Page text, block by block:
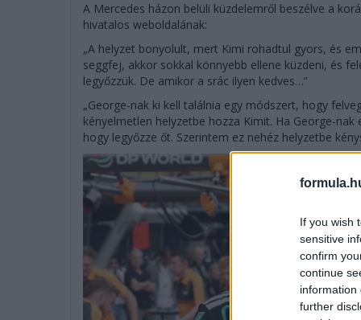
If you wish
sensitive
confirm
continue
information
further
A Mercedes házon belüli küzdelemről beszélve a
hivatalos weboldalának:
„A helyzet bonyolult, mert Kimi rohadtul gyors, és
seggfej, akkor sokkal könnyebb ellene küzdeni, és
legyőzzük. De amikor a srác ilyen kedves…”
„George-nak ki kell találnia egy módszert, hogy
kényelmetlen helyzetbe hozza Kimit. Ha George-
hogy legyőzze őt. Szerintem ez nehéz helyzetbe